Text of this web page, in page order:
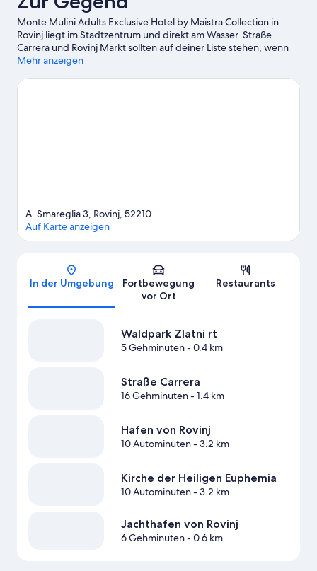
Monte Mulini Adults Exclusive Hotel by Maistra Collection in
Rovinj liegt im Stadtzentrum und direkt am Wasser. Straße
Carrera und Rovinj Markt sollten auf deiner Liste stehen, wenn
du gerne shoppen gehst. Wenn du dagegen lieber die Natur
Besonderes Ornitologisches Reservat Palud und Waldpark
Mehr anzeigen
Karte
A. Smareglia 3, Rovinj, 52210
Auf Karte anzeigen
In der Umgebung
Fortbewegung
vor Ort
Restaurants
Waldpark Zlatni rt
5 Gehminuten- 0.4 km
Straße Carrera
16 Gehminuten- 1.4 km
Hafen von Rovinj
10 Autominuten- 3.2 km
Kirche der Heiligen Euphemia
10 Autominuten- 3.2 km
Jachthafen von Rovinj
6 Gehminuten- 0.6 km